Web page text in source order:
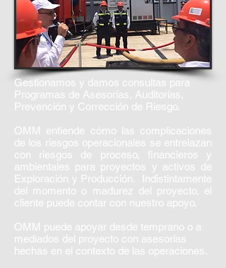
Gestionamos y damos consultas para
Programas de Asesorías, Auditorías,
Prevención y Corrección de Riesgo.
OMM entiende cómo las complicaciones
de los riesgos operacionales se entrelazan
con riesgos de proceso, financieros y
ambientales para proyectos y activos de
Exploración y Producción. Indistintamente
del momento o madurez del proyecto, el
cliente puede contar con nuestro apoyo.
OMM puede apoyar desde temprano o a
mediados del proyecto con asesorías
hechas en el contexto de las operaciones.